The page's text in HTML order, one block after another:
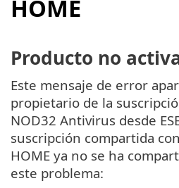
HOME
Producto no
Este mensaje de error
propietario de la
NOD32 Antivirus desde
suscripción compartida
HOME ya no se ha
este problema: